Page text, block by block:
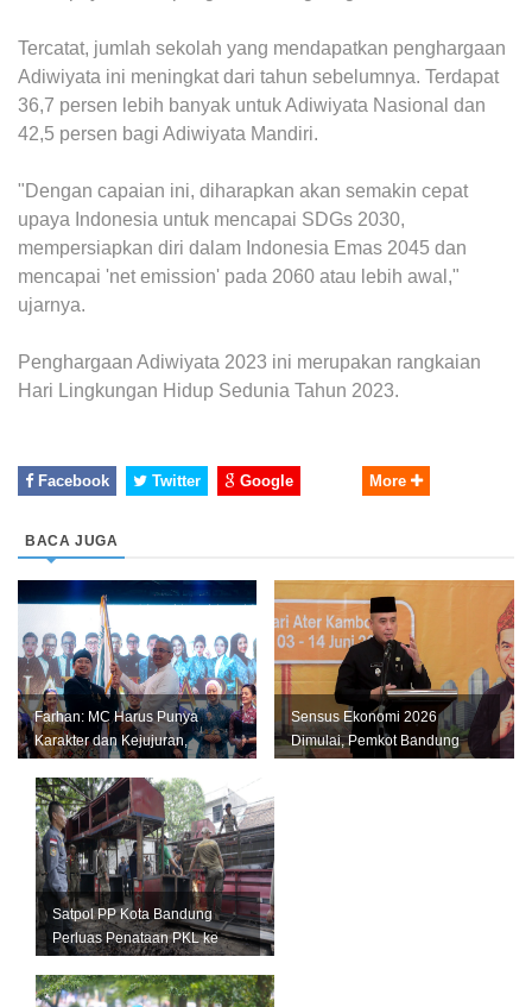
Tercatat, jumlah sekolah yang mendapatkan penghargaan
Adiwiyata ini meningkat dari tahun sebelumnya. Terdapat
36,7 persen lebih banyak untuk Adiwiyata Nasional dan
42,5 persen bagi Adiwiyata Mandiri.
"Dengan capaian ini, diharapkan akan semakin cepat
upaya Indonesia untuk mencapai SDGs 2030,
mempersiapkan diri dalam Indonesia Emas 2045 dan
mencapai 'net emission' pada 2060 atau lebih awal,"
ujarnya.
Penghargaan Adiwiyata 2023 ini merupakan rangkaian
Hari Lingkungan Hidup Sedunia Tahun 2023.
Facebook Twitter Google More
BACA JUGA
Farhan: MC Harus Punya
Karakter dan Kejujuran,
Lain
Sensus Ekonomi 2026
Dimulai, Pemkot Bandung
Satpol PP Kota Bandung
Perluas Penataan PKL ke